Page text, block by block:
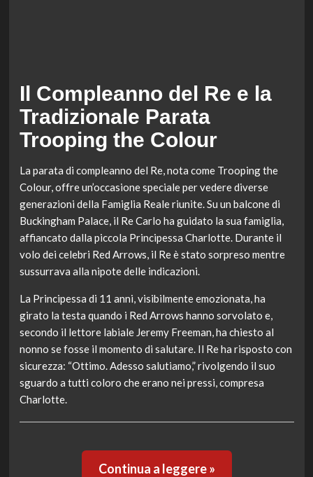
Il Compleanno del Re e la
Tradizionale Parata
Trooping the Colour
La parata di compleanno del Re, nota come Trooping the
Colour, offre un’occasione speciale per vedere diverse
generazioni della Famiglia Reale riunite. Su un balcone di
Buckingham Palace, il Re Carlo ha guidato la sua famiglia,
affiancato dalla piccola Principessa Charlotte. Durante il
volo dei celebri Red Arrows, il Re è stato sorpreso mentre
sussurrava alla nipote delle indicazioni.
La Principessa di 11 anni, visibilmente emozionata, ha
girato la testa quando i Red Arrows hanno sorvolato e,
secondo il lettore labiale Jeremy Freeman, ha chiesto al
nonno se fosse il momento di salutare. Il Re ha risposto con
sicurezza: “Ottimo. Adesso salutiamo,” rivolgendo il suo
sguardo a tutti coloro che erano nei pressi, compresa
Charlotte.
Continua a leggere »